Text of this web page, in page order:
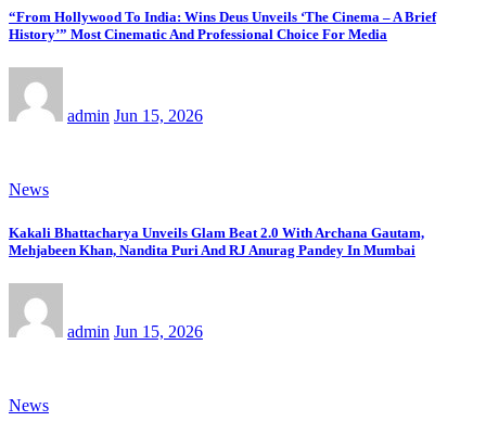
“From Hollywood To India: Wins Deus Unveils ‘The Cinema – A Brief
History’” Most Cinematic And Professional Choice For Media
admin Jun 15, 2026
News
Kakali Bhattacharya Unveils Glam Beat 2.0 With Archana Gautam,
Mehjabeen Khan, Nandita Puri And RJ Anurag Pandey In Mumbai
admin Jun 15, 2026
News